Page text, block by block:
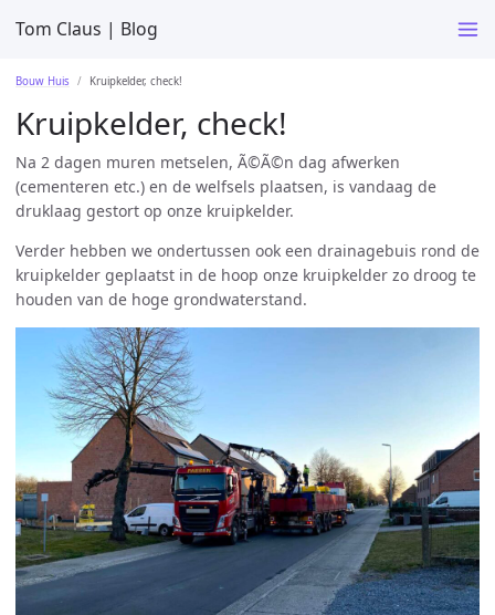
Tom Claus | Blog
Bouw Huis Kruipkelder, check!
Kruipkelder, check!
Na 2 dagen muren metselen, Ã©Ã©n dag afwerken
(cementeren etc.) en de welfsels plaatsen, is vandaag de
druklaag gestort op onze kruipkelder.
Verder hebben we ondertussen ook een drainagebuis rond de
kruipkelder geplaatst in de hoop onze kruipkelder zo droog te
houden van de hoge grondwaterstand.